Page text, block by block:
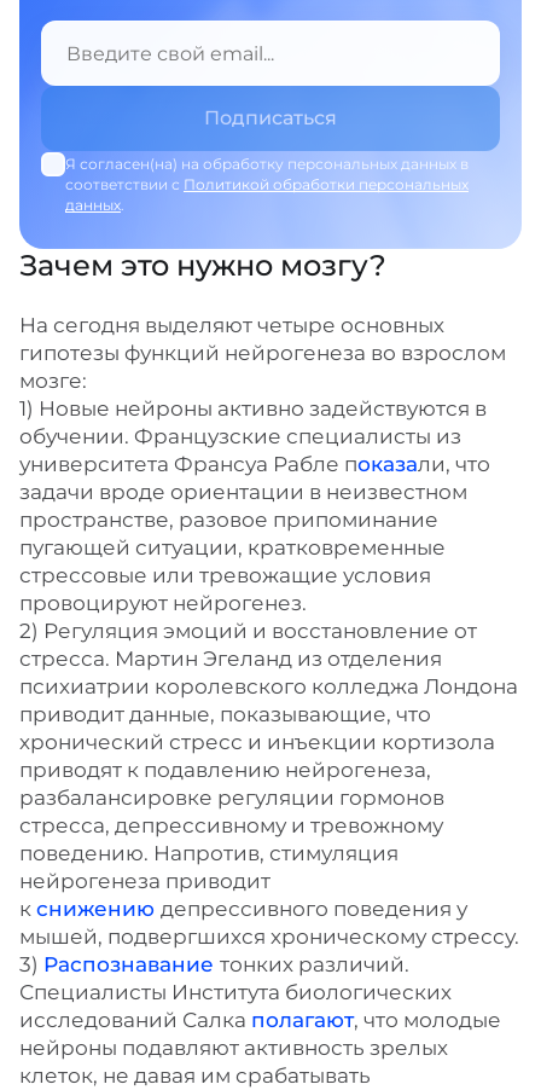
Я согласен(на) на обработку персональных данных в
соответствии с Политикой обработки персональных
данных.
Зачем это нужно мозгу?
На сегодня выделяют четыре основных
гипотезы функций нейрогенеза во взрослом
мозге:
1) Новые нейроны активно задействуются в
обучении. Французские специалисты из
университета Франсуа Рабле показали, что
задачи вроде ориентации в неизвестном
пространстве, разовое припоминание
пугающей ситуации, кратковременные
стрессовые или тревожащие условия
провоцируют нейрогенез.
2) Регуляция эмоций и восстановление от
стресса. Мартин Эгеланд из отделения
психиатрии королевского колледжа Лондона
приводит данные, показывающие, что
хронический стресс и инъекции кортизола
приводят к подавлению нейрогенеза,
разбалансировке регуляции гормонов
стресса, депрессивному и тревожному
поведению. Напротив, стимуляция
нейрогенеза приводит
к снижению депрессивного поведения у
мышей, подвергшихся хроническому стрессу.
3) Распознавание тонких различий.
Специалисты Института биологических
исследований Салка полагают, что молодые
нейроны подавляют активность зрелых
клеток, не давая им срабатывать